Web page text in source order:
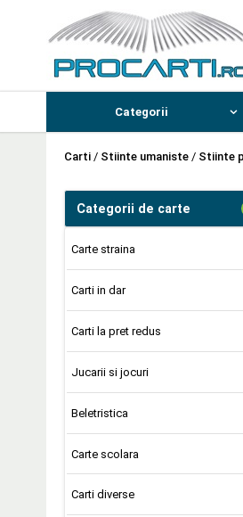
Categorii
Carti / Stiinte umaniste / Stiinte
Categorii de carte
Carte straina
Carti in dar
Carti la pret redus
Jucarii si jocuri
Beletristica
Carte scolara
Carti diverse